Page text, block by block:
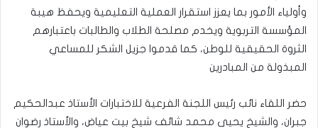
وأولياء الأمور بما يعزز استقرار العملية التعليمية ويحفظ هيبة
المؤسسة التربوية ويخدم مصلحة الطلاب والطالبات باعتبارهم
الثروة الحقيقية للوطن، كما قدموا جزيل الشكر للمساعي
المبذولة من المبادرين
حضر اللقاء نائب رئيس اللجنة الفرعية للاختبارات الأستاذ عبدالحكيم
جبران، والشيخ يحيى محمد شائف شيخ بيت عياض، والأستاذ رضوان